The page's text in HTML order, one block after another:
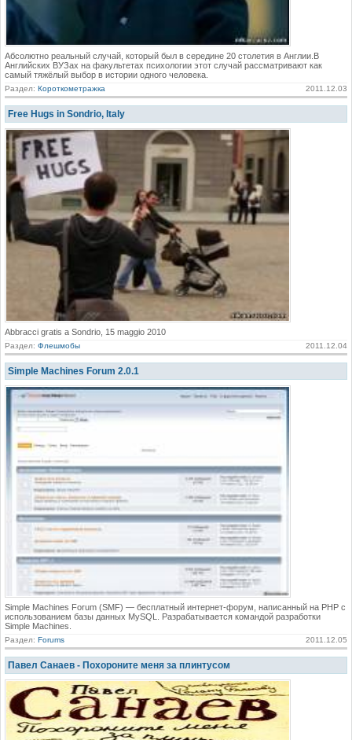
Абсолютно реальный случай, который был в середине 20 столетия в Англии.В
Английских ВУЗах на факультетах психологии этот случай рассматривают как
самый тяжёлый выбор в истории одного человека.
Раздел: Короткометражка 2011.12.03
Free Hugs in Sondrio, Italy
Abbracci gratis a Sondrio, 15 maggio 2010
Раздел: Флешмобы 2011.12.04
Simple Machines Forum 2.0.1
Simple Machines Forum (SMF) — бесплатный интернет-форум, написанный на PHP с
использованием базы данных MySQL. Разрабатывается командой разработки
Simple Machines.
Раздел: Forums 2011.12.05
Павел Санаев - Похороните меня за плинтусом